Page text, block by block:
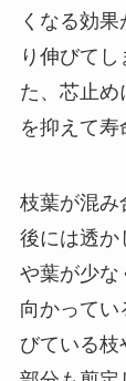
くなる効
り伸びて
た、芯止め
を抑えて寿
枝葉が混み
後には透か
や葉が少な
向かってい
びている枝